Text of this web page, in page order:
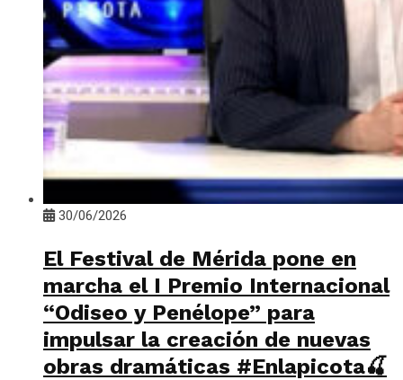
30/06/2026
El Festival de Mérida pone en
marcha el I Premio Internacional
“Odiseo y Penélope” para
impulsar la creación de nuevas
obras dramáticas #Enlapicota🍒